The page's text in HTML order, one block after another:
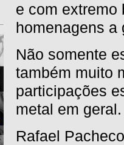
e com extremo
homenagens a
Não somente
também muito
participações
metal em geral.
Rafael